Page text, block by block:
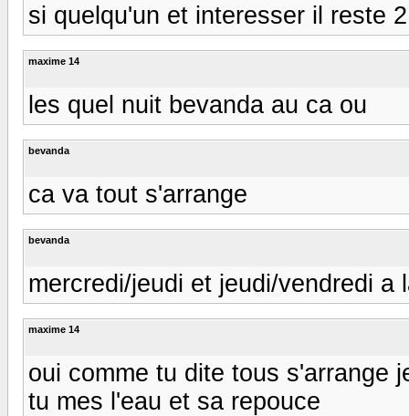
si quelqu'un et interesser il reste
maxime 14
les quel nuit bevanda au ca ou
bevanda
ca va tout s'arrange
bevanda
mercredi/jeudi et jeudi/vendredi a
maxime 14
oui comme tu dite tous s'arrange
tu mes l'eau et sa repouce